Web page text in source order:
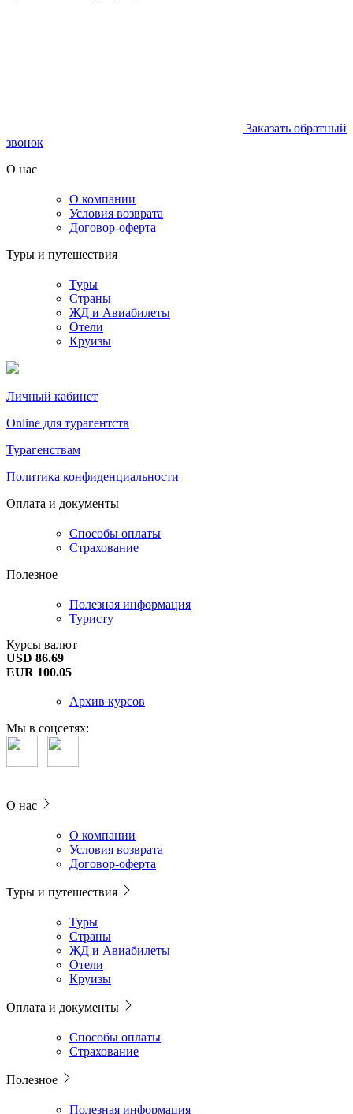
Заказать обратный
звонок
О нас
О компании
Условия возврата
Договор-оферта
Туры и путешествия
Туры
Страны
ЖД и Авиабилеты
Отели
Круизы
Личный кабинет
Online для турагентств
Турагенствам
Политика конфиденциальности
Оплата и документы
Способы оплаты
Страхование
Полезное
Полезная информация
Туристу
Курсы валют
USD 86.69
EUR 100.05
Архив курсов
Мы в соцсетях:
О нас
О компании
Условия возврата
Договор-оферта
Туры и путешествия
Туры
Страны
ЖД и Авиабилеты
Отели
Круизы
Оплата и документы
Способы оплаты
Страхование
Полезное
Полезная информация